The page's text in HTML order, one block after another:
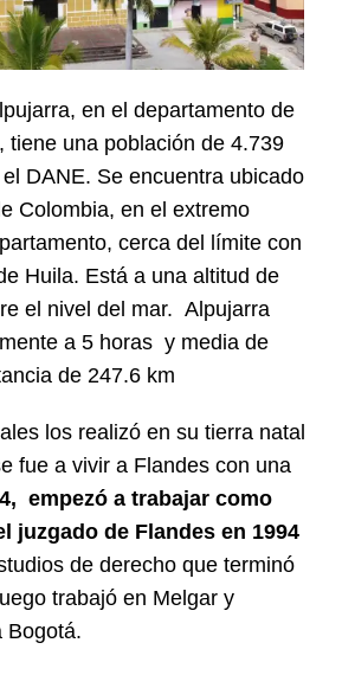
en el departamento de
tiene una población de 4.739
DANE. Se encuentra ubicado
Colombia, en el extremo
cerca del límite con
Huila. Está a una altitud de
el nivel del mar. Alpujarra
a 5 horas y media de
de 247.6 km
los realizó en su tierra natal
fue a vivir a Flandes con una
empezó a trabajar como
juzgado de Flandes en 1994
de derecho que terminó
trabajó en Melgar y
Bogotá.